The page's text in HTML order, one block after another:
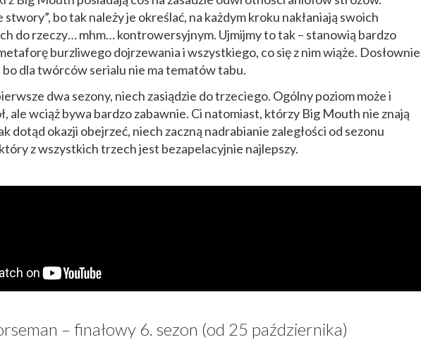
stwory”, bo tak należy je określać, na każdym kroku nakłaniają swoich
do rzeczy… mhm… kontrowersyjnym. Ujmijmy to tak – stanowią bardzo
burzliwego dojrzewania i wszystkiego, co się z nim wiąże. Dosłownie
dla twórców serialu nie ma tematów tabu.
dwa sezony, niech zasiądzie do trzeciego. Ogólny poziom może i
ale wciąż bywa bardzo zabawnie. Ci natomiast, którzy Big Mouth nie znają
dotąd okazji obejrzeć, niech zaczną nadrabianie zaległości od sezonu
z wszystkich trzech jest bezapelacyjnie najlepszy.
– finałowy 6. sezon (od 25 października)